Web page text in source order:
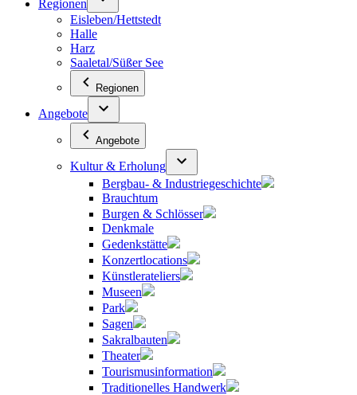
Regionen
Eisleben/Hettstedt
Halle
Harz
Saaletal/Süßer See
Regionen
Angebote
Angebote
Kultur & Erholung
Bergbau- & Industriegeschichte
Brauchtum
Burgen & Schlösser
Denkmale
Gedenkstätte
Konzertlocations
Künstlerateliers
Museen
Park
Sagen
Sakralbauten
Theater
Tourismusinformation
Traditionelles Handwerk